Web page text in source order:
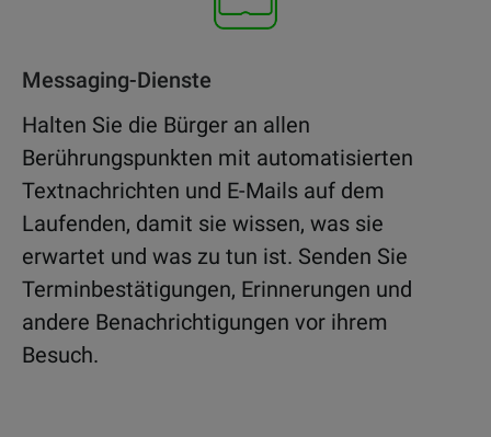
Messaging-Dienste
Halten Sie die Bürger an allen
Berührungspunkten mit automatisierten
Textnachrichten und E-Mails auf dem
Laufenden, damit sie wissen, was sie
erwartet und was zu tun ist. Senden Sie
Terminbestätigungen, Erinnerungen und
andere Benachrichtigungen vor ihrem
Besuch.